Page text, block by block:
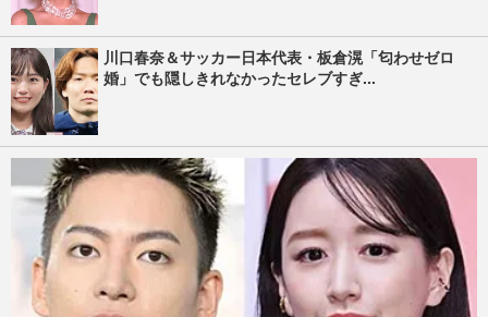
川口春奈＆サッカー日本代表・板倉滉「匂わせゼロ
婚」でも隠しきれなかったセレブすぎ...